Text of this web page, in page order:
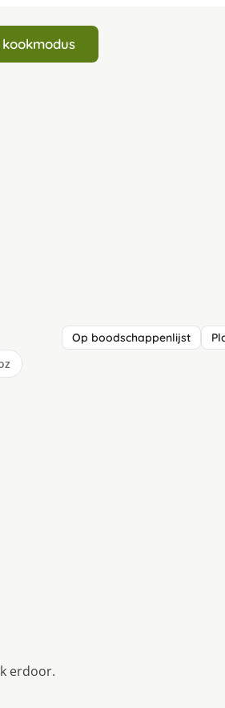
Op boodschappenlijst
erdoor.